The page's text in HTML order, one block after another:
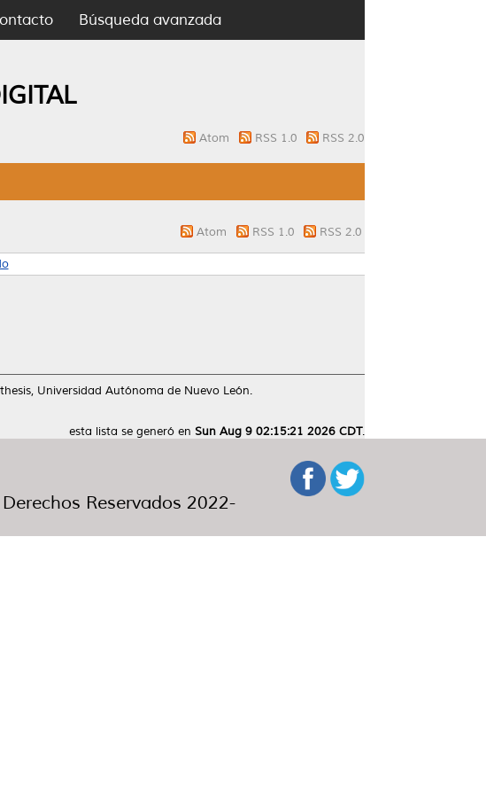
Búsqueda avanzada
Atom RSS 1.0 RSS 2.0
Atom RSS 1.0 RSS 2.0
Universidad Autónoma de Nuevo León.
esta lista se generó en Sun Aug 9 02:15:21 2026 CDT.
Reservados 2022-